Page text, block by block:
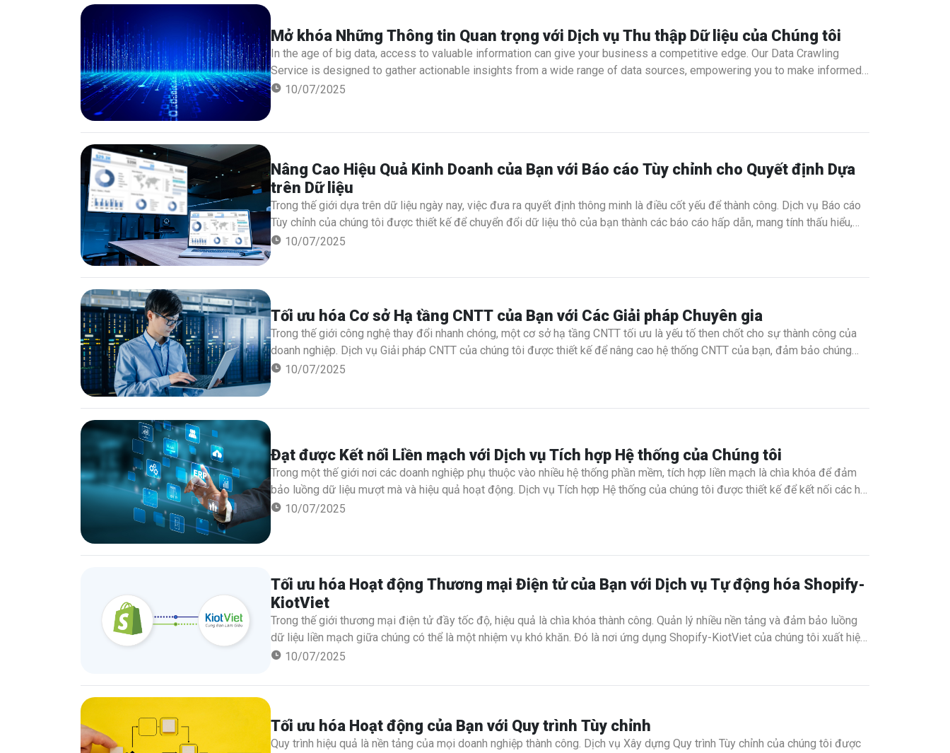
Mở khóa Những Thông tin Quan trọng với Dịch vụ Thu thập Dữ liệu của Chúng tôi
In the age of big data, access to valuable information can give your business a competitive edge. Our Data Crawling
Service is designed to gather actionable insights from a wide range of data sources, empowering you to make informed
decisions. Whether you’re tracking market trends, analyzing customer behavior, or monitoring competitors, our service
10/07/2025
Nâng Cao Hiệu Quả Kinh Doanh của Bạn với Báo cáo Tùy chỉnh cho Quyết định Dựa
trên Dữ liệu
Trong thế giới dựa trên dữ liệu ngày nay, việc đưa ra quyết định thông minh là điều cốt yếu để thành công. Dịch vụ Báo cáo
Tùy chỉnh của chúng tôi được thiết kế để chuyển đổi dữ liệu thô của bạn thành các báo cáo hấp dẫn, mang tính thấu hiểu,
hướng dẫn quá trình ra quyết định chiến lược. Cho dù bạn đang phân tích hiệu suất bán hàng, theo dõi KPI, hay trình bày kết
10/07/2025
Tối ưu hóa Cơ sở Hạ tầng CNTT của Bạn với Các Giải pháp Chuyên gia
Trong thế giới công nghệ thay đổi nhanh chóng, một cơ sở hạ tầng CNTT tối ưu là yếu tố then chốt cho sự thành công của
doanh nghiệp. Dịch vụ Giải pháp CNTT của chúng tôi được thiết kế để nâng cao hệ thống CNTT của bạn, đảm bảo chúng
hiệu quả, bảo mật và có khả năng mở rộng. Cho dù bạn đang tìm cách nâng cấp cơ sở hạ tầng hiện có hay triển khai các
10/07/2025
Đạt được Kết nối Liền mạch với Dịch vụ Tích hợp Hệ thống của Chúng tôi
Trong một thế giới nơi các doanh nghiệp phụ thuộc vào nhiều hệ thống phần mềm, tích hợp liền mạch là chìa khóa để đảm
bảo luồng dữ liệu mượt mà và hiệu quả hoạt động. Dịch vụ Tích hợp Hệ thống của chúng tôi được thiết kế để kết nối các hệ
thống khác nhau của bạn, cho phép chúng hoạt động hài hòa với nhau. Cho dù bạn cần tích hợp các nền tảng hiện có hay kết
10/07/2025
Tối ưu hóa Hoạt động Thương mại Điện tử của Bạn với Dịch vụ Tự động hóa Shopify-
KiotViet
Trong thế giới thương mại điện tử đầy tốc độ, hiệu quả là chìa khóa thành công. Quản lý nhiều nền tảng và đảm bảo luồng
dữ liệu liền mạch giữa chúng có thể là một nhiệm vụ khó khăn. Đó là nơi ứng dụng Shopify-KiotViet của chúng tôi xuất hiện
—một dịch vụ tự động hóa được thiết kế để đơn giản hóa hoạt động của bạn bằng cách đồng bộ hóa dữ liệu đơn hàng, sản
10/07/2025
Tối ưu hóa Hoạt động của Bạn với Quy trình Tùy chỉnh
Quy trình hiệu quả là nền tảng của mọi doanh nghiệp thành công. Dịch vụ Xây dựng Quy trình Tùy chỉnh của chúng tôi được